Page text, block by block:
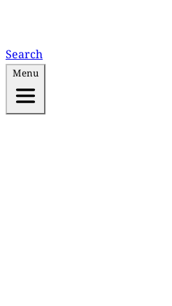
Search
Menu